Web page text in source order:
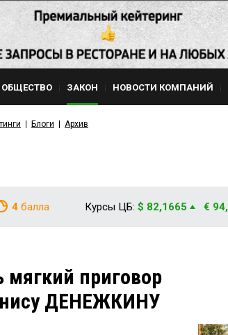
ОБЩЕСТВО ЗАКОН НОВОСТИ КОМПАНИЙ
Блоги Архив
4 балла Курсы ЦБ: $ 82,1665 €
мягкий приговор
ДЕНЕЖКИНУ